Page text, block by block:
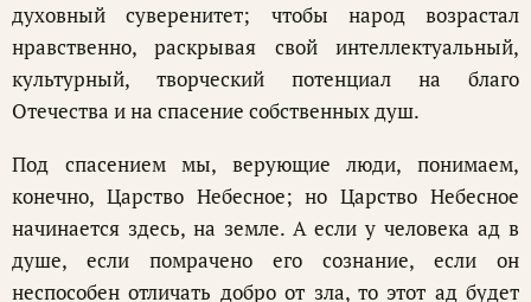
духовный суверенитет; чтобы народ возрастал
нравственно, раскрывая свой интеллектуальный,
культурный, творческий потенциал на благо
Отечества и на спасение собственных душ.
Под спасением мы, верующие люди, понимаем,
конечно, Царство Небесное; но Царство Небесное
начинается здесь, на земле. А если у человека ад в
душе, если помрачено его сознание, если он
неспособен отличать добро от зла, то этот ад будет